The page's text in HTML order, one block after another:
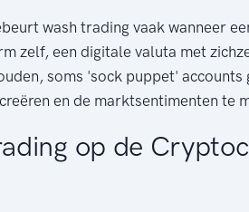
wash trading vaak wanneer
zelf, een digitale valuta met
soms 'sock puppet' accounts
en de marktsentimenten te
op de